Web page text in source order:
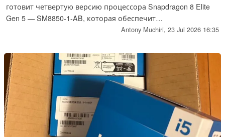
готовит четвертую версию процессора Snapdragon 8 Elite
Gen 5 — SM8850-1-AB, которая обеспечит
производительность, близкую к флагманским моделям, по
стоимостью до примерно 600 долларов. По слухам, этот
чип предоставит производителям смартфонов более
доступный вариант, поскольку рост цен на оперативную
память и компоненты приводит к удорожанию линейки
процессоров Qualcomm Snapdragon 8 Elite Gen 6
следующего поколения.
Antony Muchiri, 23 Jul 2026 16:35